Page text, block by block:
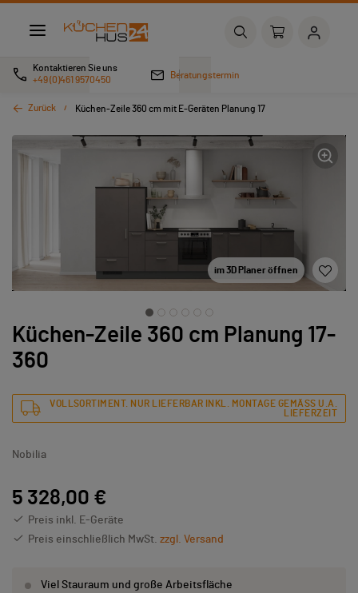
Kontaktieren Sie uns
+49 (0)461 9570450
Beratungstermin
Zurück Küchen-Zeile 360 cm mit E-Geräten Planung 17
im 3D Planer öffnen
Küchen-Zeile 360 cm Planung 17-
360
VOLLSORTIMENT. NUR LIEFERBAR INKL. MONTAGE GEMÄSS U.A. L
IEFERZEIT
Nobilia
5 328,00 €
Preis inkl. E-Geräte
Preis einschließlich MwSt. zzgl. Versand
Viel Stauraum und große Arbeitsfläche